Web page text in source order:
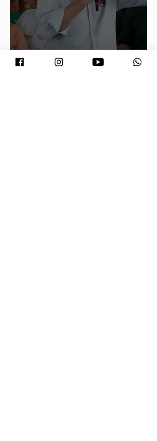
Neri Geller defende aliança do
Podemos com Pivetta e afirma que